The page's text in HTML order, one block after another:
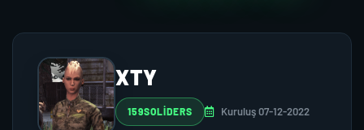
XTY
159SOLIDERS Kuruluş 07-12-2022